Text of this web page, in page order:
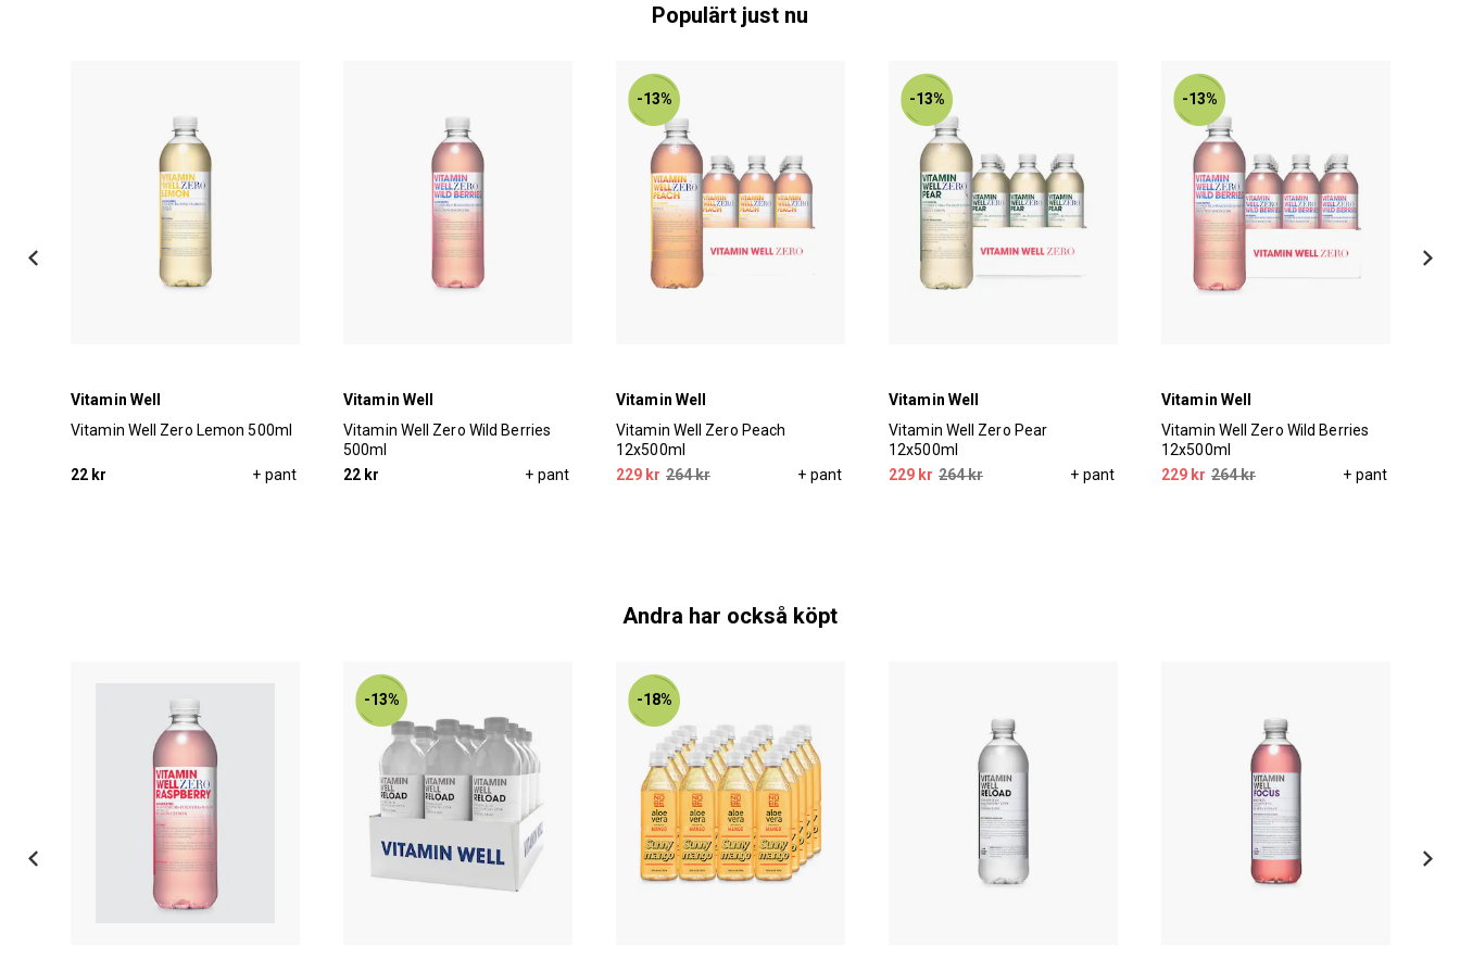
Populärt just nu
Vitamin Well
Vitamin Well Zero Lemon 500ml
22 kr + pant
Vitamin Well
Vitamin Well Zero Wild Berries
500ml
22 kr
+ pant
-13%
Vitamin Well
Vitamin Well Zero Peach
12x500ml
229 kr 264 kr + pant
-13%
Vitamin Well
Vitamin Well Zero Pear
12x500ml
229 kr 264 kr + pant
-13%
Vitamin Well
Vitamin Well Zero Wild Berries
12x500ml
229 kr 264 kr + pant
Andra har också köpt
-13% -18%